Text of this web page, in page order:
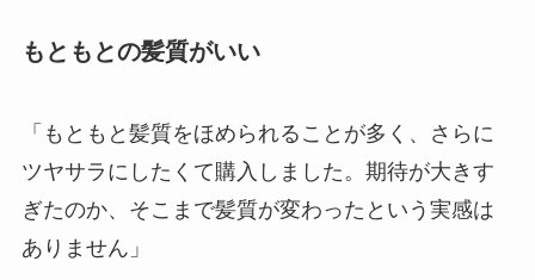
もともとの髪質がいい
「もともと髪質をほめられることが多く、さらに
ツヤサラにしたくて購入しました。期待が大きす
ぎたのか、そこまで髪質が変わったという実感は
ありません」